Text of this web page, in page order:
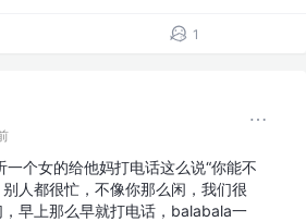
1
个女的给他妈打电话这么说“你能不
人都很忙，不像你那么闲，我们很
早上那么早就打电话，balabala一